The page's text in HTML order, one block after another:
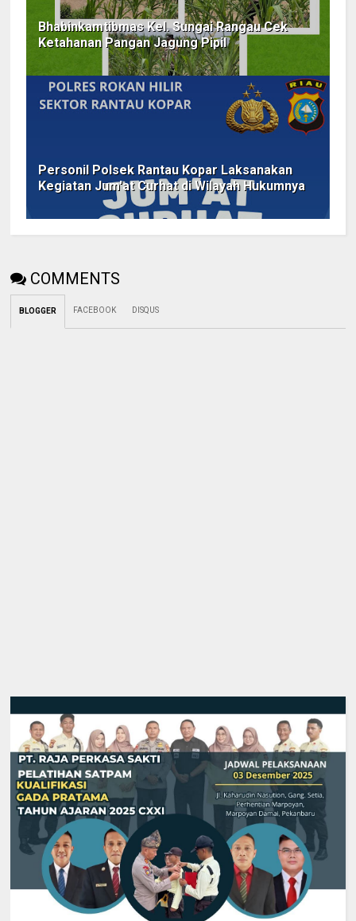
Bhabinkamtibmas Kel. Sungai Rangau Cek
Ketahanan Pangan Jagung Pipil
Personil Polsek Rantau Kopar Laksanakan
Kegiatan Jum'at Curhat di Wilayah Hukumnya
COMMENTS
BLOGGER FACEBOOK DISQUS